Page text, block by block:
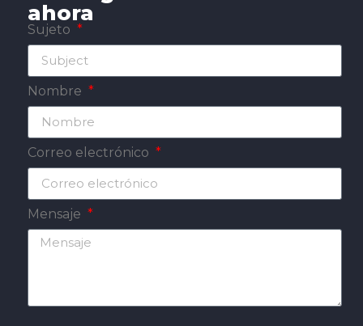
ahora
Sujeto
Nombre
Correo electrónico
Mensaje